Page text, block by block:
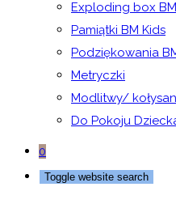
Exploding box
Pamiątki BM Kids
Podziękowania
Metryczki
Modlitwy/
Do Pokoju
0
Toggle website search